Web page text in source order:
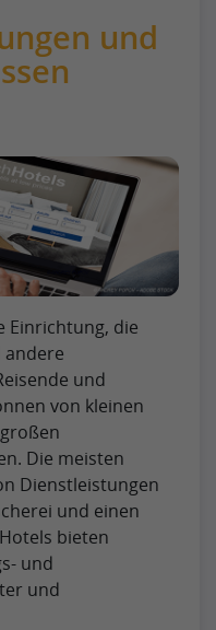
und
Einrichtung, die
und
von kleinen
Die meisten
Dienstleistungen
und einen
bieten
und
und